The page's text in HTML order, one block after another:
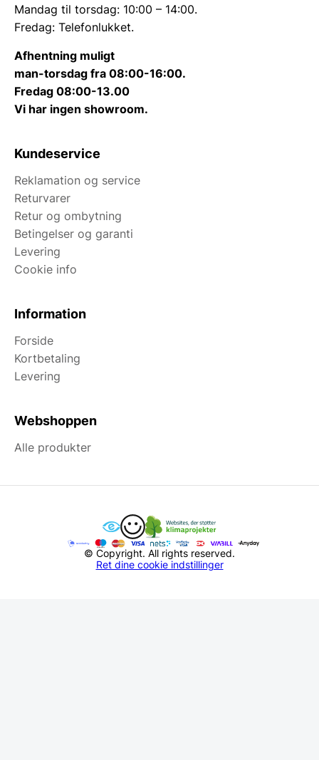
Mandag til torsdag: 10:00 – 14:00.
Fredag: Telefonlukket.
Afhentning muligt
man-torsdag fra 08:00-16:00.
Fredag 08:00-13.00
Vi har ingen showroom.
Kundeservice
Reklamation og service
Returvarer
Retur og ombytning
Betingelser og garanti
Levering
Cookie info
Information
Forside
Kortbetaling
Levering
Webshoppen
Alle produkter
© Copyright. All rights reserved.
Ret dine cookie indstillinger